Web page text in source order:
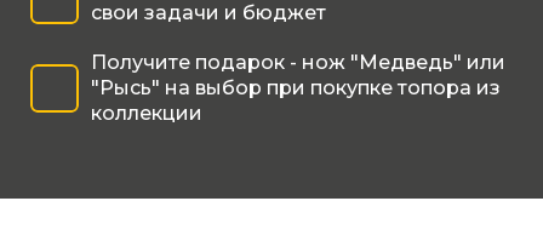
свои задачи и бюджет
Получите подарок - нож "Медведь" или
"Рысь" на выбор при покупке топора из
коллекции